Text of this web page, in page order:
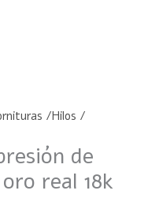
/Hilos /
de
real 18k